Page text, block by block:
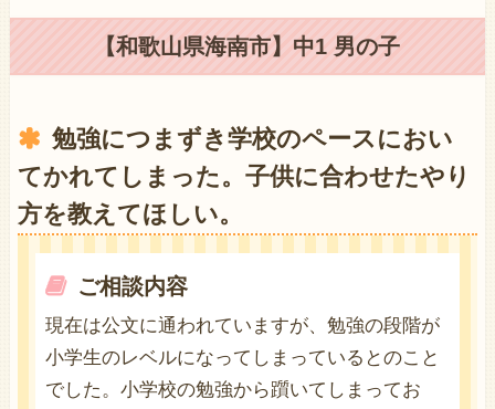
【和歌山県海南市】中1 男の子
勉強につまずき学校のペースにおい
てかれてしまった。子供に合わせたやり
方を教えてほしい。
ご相談内容
現在は公文に通われていますが、勉強の段階が
小学生のレベルになってしまっているとのこと
でした。小学校の勉強から躓いてしまってお